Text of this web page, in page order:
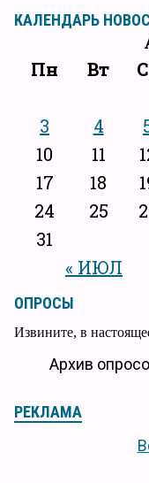
КАЛЕНДАРЬ
Пн
Вт
« ИЮЛ
3
4
10
11
17
18
24
25
31
ОПРОСЫ
Извините, в
Архив
РЕКЛАМА